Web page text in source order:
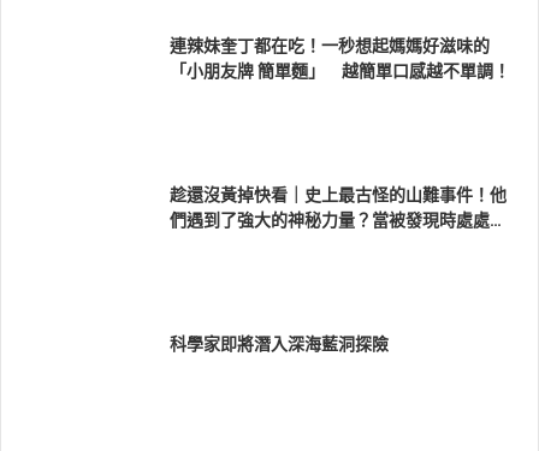
連辣妹奎丁都在吃！一秒想起媽媽好滋味的
「小朋友牌 簡單麵」 越簡單口感越不單調！
趁還沒黃掉快看｜史上最古怪的山難事件！他
們遇到了強大的神秘力量？當被發現時處處…
科學家即將潛入深海藍洞探險